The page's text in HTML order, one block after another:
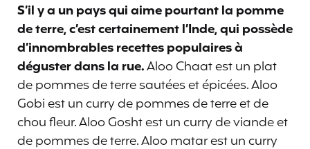
S’il y a un pays qui aime pourtant la pomme
de terre, c’est certainement l’Inde, qui possède
d’innombrables recettes populaires à
déguster dans la rue.Aloo Chaat est un plat
de pommes de terre sautées et épicées. Aloo
Gobi est un curry de pommes de terre et de
chou fleur. Aloo Gosht est un curry de viande et
de pommes de terre. Aloo matar est un curry